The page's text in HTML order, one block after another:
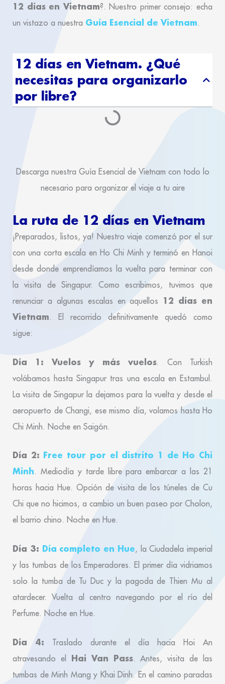
12 días en Vietnam?. Nuestro primer consejo: echa
un vistazo a nuestra Guía Esencial de Vietnam.
12 días en Vietnam. ¿Qué
necesitas para organizarlo
por libre?
Descarga nuestra Guía Esencial de Vietnam con todo lo
necesario para organizar el viaje a tu aire
La ruta de 12 días en Vietnam
¡Preparados, listos, ya! Nuestro viaje comenzó por el sur
con una corta escala en Ho Chi Minh y terminó en Hanoi
desde donde emprendíamos la vuelta para terminar con
la visita de Singapur. Como escribimos, tuvimos que
renunciar a algunas escalas en aquellos 12 días en
Vietnam. El recorrido definitivamente quedó como
sigue:
Día 1: Vuelos y más vuelos. Con Turkish
volábamos hasta Singapur tras una escala en Estambul.
La visita de Singapur la dejamos para la vuelta y desde el
aeropuerto de Changi, ese mismo día, volamos hasta Ho
Chi Minh. Noche en Saigón.
Día 2: Free tour por el distrito 1 de Ho Chi
Minh. Mediodía y tarde libre para embarcar a las 21
horas hacia Hue. Opción de visita de los túneles de Cu
Chi que no hicimos, a cambio un buen paseo por Cholon,
el barrio chino. Noche en Hue.
Día 3: Día completo en Hue, la Ciudadela imperial
y las tumbas de los Emperadores. El primer día vidriamos
solo la tumba de Tu Duc y la pagoda de Thien Mu al
atardecer. Vuelta al centro navegando por el río del
Perfume. Noche en Hue.
Día 4: Traslado durante el día hacia Hoi An
atravesando el Hai Van Pass. Antes, visita de las
tumbas de Minh Mang y Khai Dinh. En el camino paradas